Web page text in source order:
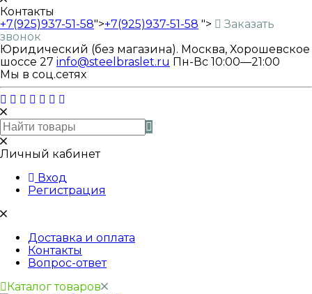
Контакты
+7(925)937-51-58">+7(925)937-51-58 ">
Заказать
звонок
Юридический (без магазина). Москва, Хорошевское
шоссе 27 info@steelbraslet.ru Пн-Вс 10:00—21:00
Мы в соц.сетях
Личный кабинет
Вход
Регистрация
Доставка и оплата
Контакты
Вопрос-ответ
Каталог товаров